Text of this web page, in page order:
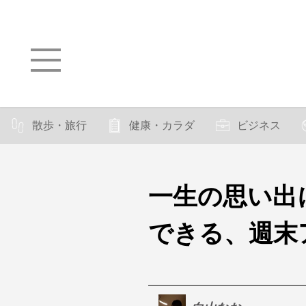
散歩・旅行 健康・カラダ ビジネス
一生の思い
できる、週